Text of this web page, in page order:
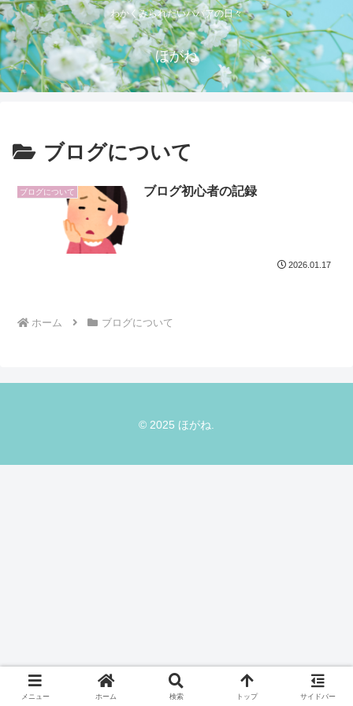
わかくみられたいババアの日々
ほがね
ブログについて
ブログについて ブログ初心者の記録
2026.01.17
ホーム ブログについて
© 2025 ほがね.
メニュー ホーム 検索 トップ サイドバー